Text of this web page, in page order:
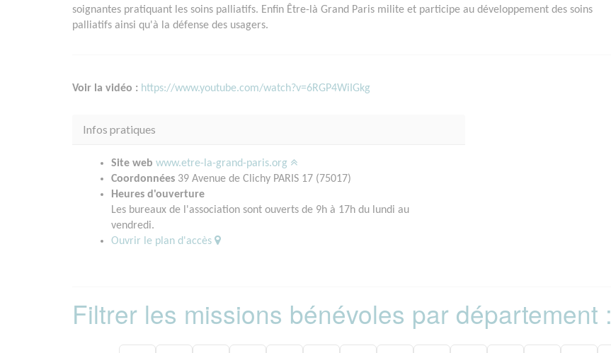
soignantes pratiquant les soins palliatifs. Enfin Être-là Grand Paris milite et participe au développement des soins
palliatifs ainsi qu'à la défense des usagers.
Voir la vidéo : https://www.youtube.com/watch?v=6RGP4WiIGkg
Infos pratiques
Site web www.etre-la-grand-paris.org
Coordonnées 39 Avenue de Clichy PARIS 17 (75017)
Heures d'ouverture
Les bureaux de l'association sont ouverts de 9h à 17h du lundi au
vendredi.
Ouvrir le plan d'accès
Filtrer les missions bénévoles par département :